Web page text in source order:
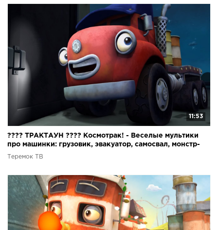
11:53
???? ТРАКТАУН ???? Космотрак! - Веселые мультики
про машинки: грузовик, эвакуатор, самосвал, монстр-
трак
Теремок ТВ